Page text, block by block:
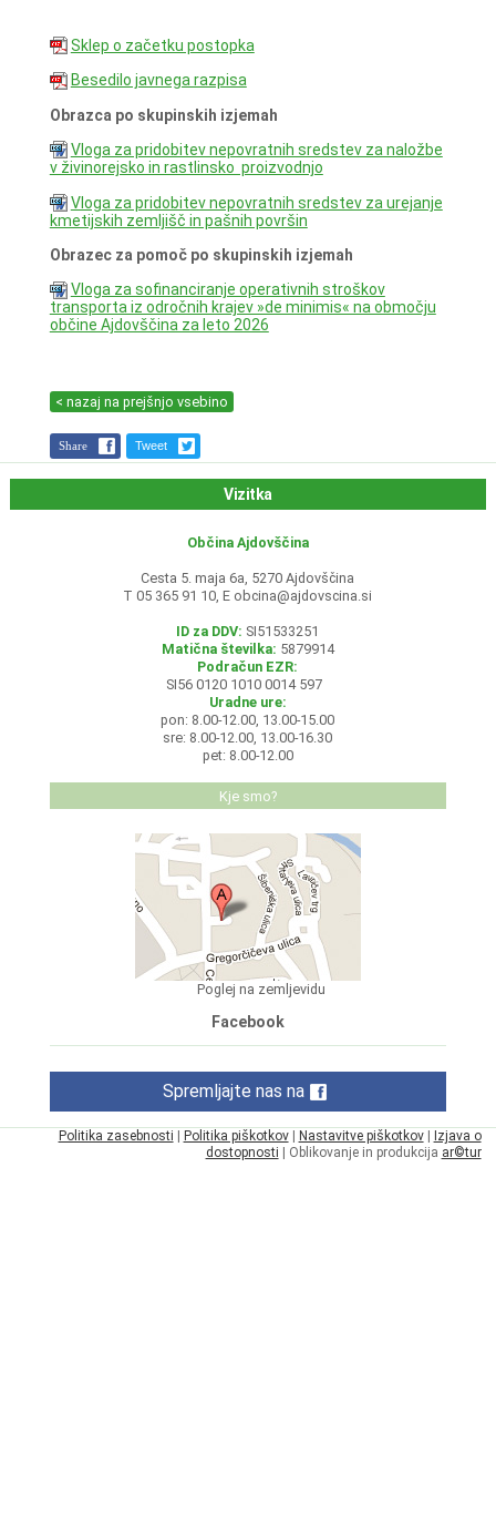
Sklep o začetku postopka
Besedilo javnega razpisa
Obrazca po skupinskih izjemah
Vloga za pridobitev nepovratnih sredstev za naložbe
v živinorejsko in rastlinsko proizvodnjo
Vloga za pridobitev nepovratnih sredstev za urejanje
kmetijskih zemljišč in pašnih površin
Obrazec za pomoč po skupinskih izjemah
Vloga za sofinanciranje operativnih stroškov
transporta iz odročnih krajev »de minimis« na območju
občine Ajdovščina za leto 2026
< nazaj na prejšnjo vsebino
Share Tweet
Vizitka
Občina Ajdovščina
Cesta 5. maja 6a, 5270 Ajdovščina
T 05 365 91 10, E obcina@ajdovscina.si
ID za DDV: SI51533251
Matična številka: 5879914
Podračun EZR:
SI56 0120 1010 0014 597
Uradne ure:
pon: 8.00-12.00, 13.00-15.00
sre: 8.00-12.00, 13.00-16.30
pet: 8.00-12.00
Kje smo?
Poglej na zemljevidu
Facebook
Spremljajte nas na
Politika zasebnosti | Politika piškotkov| Nastavitve piškotkov| Izjava o
dostopnosti | Oblikovanje in produkcija ar©tur